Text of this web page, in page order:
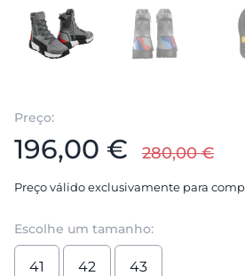
Preço:
196,00 € 280,00€
Preço válido exclusivamente para
Escolhe um tamanho:
41 42 43